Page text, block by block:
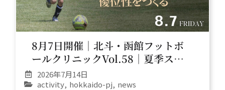
8月7日開催｜北斗・函館フットボ
ールクリニックVol.58｜夏季スペ
シャル
2026年7月14日
activity, hokkaido-pj, news